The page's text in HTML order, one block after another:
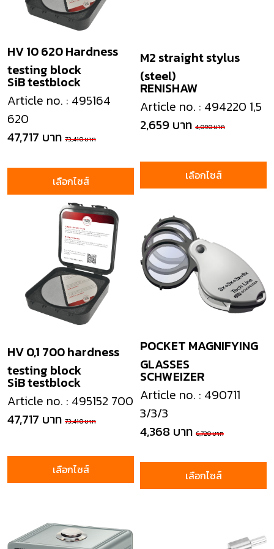
SiB testblock
HV 10 620 Hardness
testing block
Article no. : 495164
620
47,717 บาท 73,410 บาท
เลือกไซส์
RENISHAW
M2 straight stylus
(steel)
Article no. : 494220 1,5
2,659 บาท 4,090 บาท
เลือกไซส์
SiB testblock
HV 0,1 700 hardness
testing block
Article no. : 495152 700
47,717 บาท 73,410 บาท
เลือกไซส์
SCHWEIZER
POCKET MAGNIFYING
GLASSES
Article no. : 490711
3/3/3
4,368 บาท 6,720 บาท
เลือกไซส์